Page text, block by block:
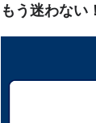
もう迷わない